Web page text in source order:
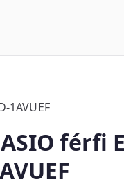
1AVUEF
férfi